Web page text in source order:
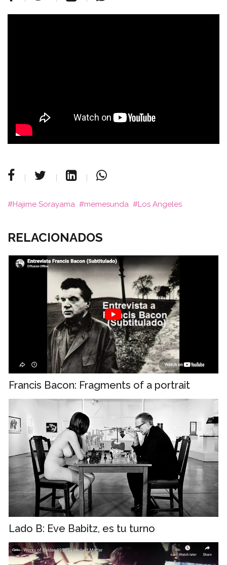
Hajime Sorayama memesunda Los Angeles
RELACIONADOS
Francis Bacon: Fragments of a portrait
Lado B: Eve Babitz, es tu turno